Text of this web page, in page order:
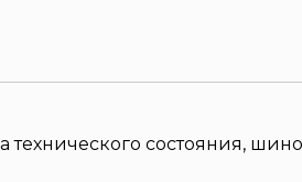
технического состояния,